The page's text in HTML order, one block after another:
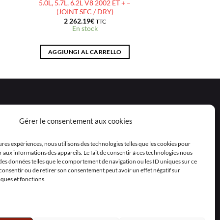
Gérer le consentement aux cookies
expériences, nous utilisons des technologies telles que les cookies pour
aux informations des appareils. Le fait de consentir à ces technologies nous
données telles que le comportement de navigation ou les ID uniques sur ce
consentir ou de retirer son consentement peut avoir un effet négatif sur
et fonctions.
5.0L, 5.7L, 6.2L V8 2002 ET + –
(JOINT SEC / DRY)
2 262.19€ TTC
En stock
AGGIUNGI AL CARRELLO